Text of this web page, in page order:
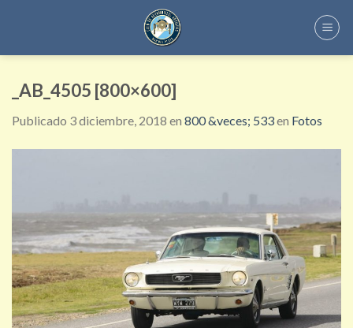
_AB_4505 [800×600]
Publicado 3 diciembre, 2018 en 800 &veces; 533en Fotos